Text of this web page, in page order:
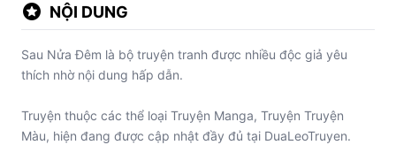
stars NỘI DUNG
Sau Nửa Đêm là bộ truyện tranh được nhiều độc giả yêu
thích nhờ nội dung hấp dẫn.
Truyện thuộc các thể loại Truyện Manga, Truyện Truyện
Màu, hiện đang được cập nhật đầy đủ tại DuaLeoTruyen.